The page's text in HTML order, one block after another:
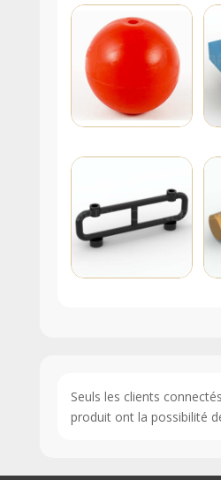
Seuls les clients
produit ont la possibilité